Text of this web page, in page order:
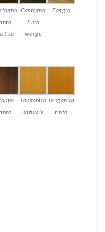
Castagno
tinto
wenge
Faggio
Tanganica
naturale
Tanganica
tinto